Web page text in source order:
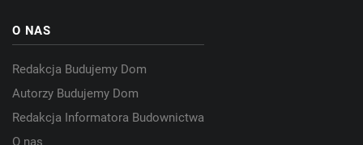
O NAS
Redakcja Budujemy Dom
Autorzy Budujemy Dom
Redakcja Informatora Budownictwa
O nas